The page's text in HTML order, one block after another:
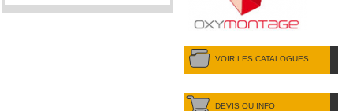
VOIR LES CATALOGUES
DEVIS OU INFO